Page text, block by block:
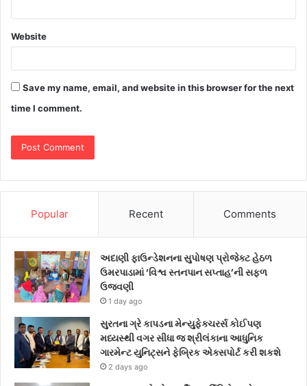
Website
Save my name, email, and website in this browser for the next
time I comment.
Popular Recent Comments
અદાણી ફાઉન્ડેશનના સુપોષણ પ્રોજેક્ટ હેઠળ
ઉમરપાડામાં ‘વિશ્વ સ્તનપાન સપ્તાહ’ની સફળ
ઉજવણી
1 day ago
સુરતના ગ્રે કાપડના મેન્યુફેક્ચરર્સ કોઈપણ
મધ્યસ્થી વગર સીધા જ શ્રીલંકાના આધુનિક
ગારમેન્ટ યુનિટ્સને ફેબ્રિક એક્સપોર્ટ કરી શકશે
2 days ago